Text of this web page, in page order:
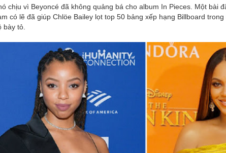
chịu vì Beyoncé đã không quảng bá cho album In Pieces. Một bài
có lẽ đã giúp Chlöe Bailey lọt top 50 bảng xếp hạng Billboard
bày tỏ.